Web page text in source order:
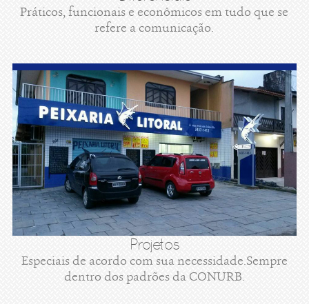
Práticos, funcionais e econômicos em tudo que se
refere a comunicação.
Projetos
Especiais de acordo com sua necessidade.Sempre
dentro dos padrões da CONURB.